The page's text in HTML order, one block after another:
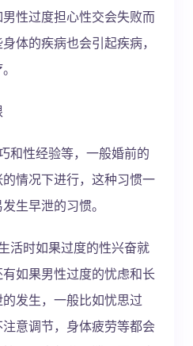
性过度担心性交会失败而
体的疾病也会引起疾病，
和性经验等，一般婚前的
情况下进行，这种习惯一
生早泄的习惯。
活时如果过度的性兴奋就
如果男性过度的忧虑和长
发生，一般比如忧思过
意调节，身体疲劳等都会